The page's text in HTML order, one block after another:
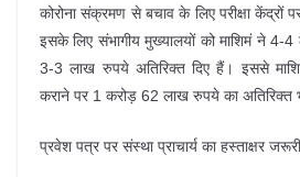
कोरोना संक्रमण से बचाव के लिए परीक्षा केंद्रों
इसके लिए संभागीय मुख्यालयों को माशिमं ने
3-3 लाख रुपये अतिरिक्त दिए हैं। इससे
कराने पर 1 करोड़ 62 लाख रुपये का अतिरिक्त
प्रवेश पत्र पर संस्था प्राचार्य का हस्ताक्षर